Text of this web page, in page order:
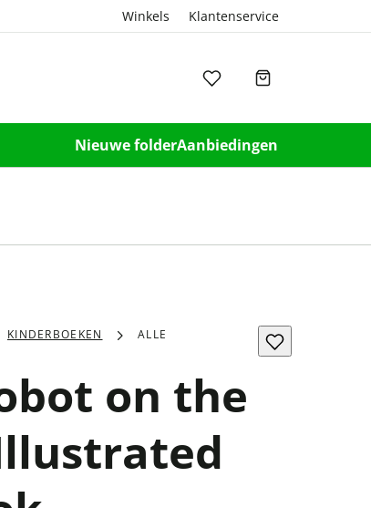
Winkels Klantenservice
Nieuwe folderAanbiedingen
KINDERBOEKEN
ALLE
on the